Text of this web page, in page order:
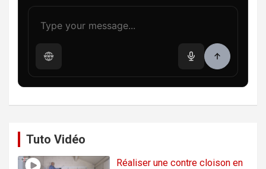
Tuto Vidéo
Réaliser une contre cloison en